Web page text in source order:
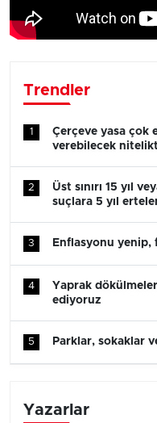
Trendler
1
Çerçeve yasa çok
verebilecek
2
Üst sınırı 15 yıl
suçlara 5 yıl
3 Enflasyonu yenip,
4
Yaprak
ediyoruz
5 Parklar, sokaklar
Yazarlar